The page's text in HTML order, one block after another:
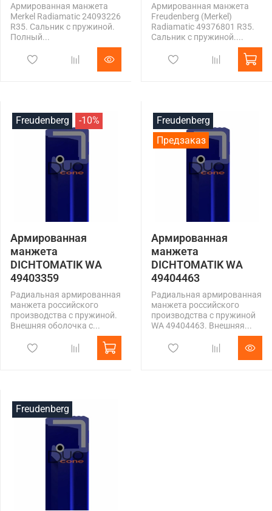
Армированная манжета
Merkel Radiamatic 24093226
R35. Сальник с пружиной.
Полный...
Армированная манжета
Freudenberg (Merkel)
Radiamatic 49376801 R35.
Сальник с пружиной....
Freudenberg -10%
Армированная
манжета
DICHTOMATIK WA
49403359
Радиальная армированная
манжета российского
производства с пружиной.
Внешняя оболочка с...
Freudenberg
Предзаказ
Армированная
манжета
DICHTOMATIK WA
49404463
Радиальная армированная
манжета российского
производства с пружиной
WA 49404463. Внешняя...
Freudenberg